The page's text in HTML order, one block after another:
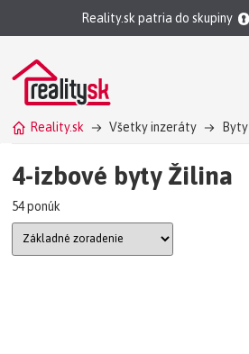
Reality.sk patria do skupiny
Reality.sk Všetky inzeráty Byty
4-izbové byty Žilina
54 ponúk